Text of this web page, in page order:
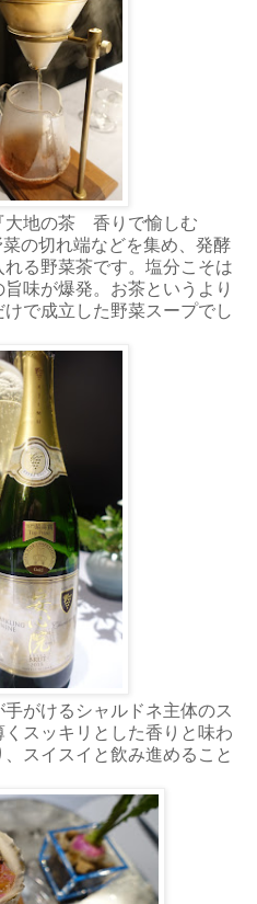
大地の茶 香りで愉しむ
の切れ端などを集め、発酵
る野菜茶です。塩分こそは
味が爆発。お茶というより
で成立した野菜スープでし
がけるシャルドネ主体のス
スッキリとした香りと味わ
スイスイと飲み進めること